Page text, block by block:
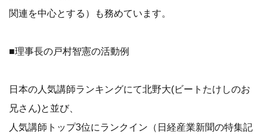
関連を中心とする）も務めています。
■理事長の戸村智憲の活動例
日本の人気講師ランキングにて北野大(ビートたけしのお
兄さん)と並び、
人気講師トップ3位にランクイン（日経産業新聞の特集記